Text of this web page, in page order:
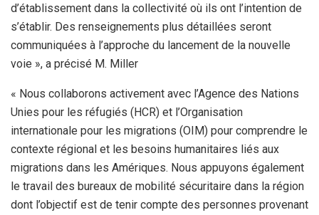
d’établissement dans la collectivité où ils ont l’intention de
s’établir. Des renseignements plus détaillées seront
communiquées à l’approche du lancement de la nouvelle
voie », a précisé M. Miller
« Nous collaborons activement avec l’Agence des Nations
Unies pour les réfugiés (HCR) et l’Organisation
internationale pour les migrations (OIM) pour comprendre le
contexte régional et les besoins humanitaires liés aux
migrations dans les Amériques. Nous appuyons également
le travail des bureaux de mobilité sécuritaire dans la région
dont l’objectif est de tenir compte des personnes provenant